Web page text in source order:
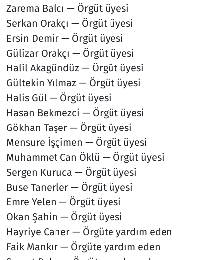
Zarema Balcı — Örgüt üyesi
Serkan Orakçı — Örgüt üyesi
Ersin Demir — Örgüt üyesi
Gülizar Orakçı — Örgüt üyesi
Halil Akagündüz — Örgüt üyesi
Gültekin Yılmaz — Örgüt üyesi
Halis Gül — Örgüt üyesi
Hasan Bekmezci — Örgüt üyesi
Gökhan Taşer — Örgüt üyesi
Mensure İşçimen — Örgüt üyesi
Muhammet Can Öklü — Örgüt üyesi
Sergen Kuruca — Örgüt üyesi
Buse Tanerler — Örgüt üyesi
Emre Yelen — Örgüt üyesi
Okan Şahin — Örgüt üyesi
Hayriye Caner — Örgüte yardım eden
Faik Mankır — Örgüte yardım eden